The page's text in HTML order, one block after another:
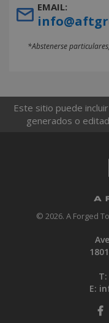
EMAIL:
*Abstenerse
Este sitio puede
generados o
© 2026. A Forged
T:
E: